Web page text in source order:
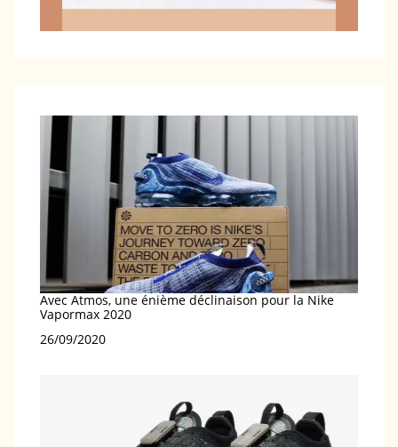
Avec Atmos, une énième déclinaison pour la Nike
Vapormax 2020
Date
26/09/2020